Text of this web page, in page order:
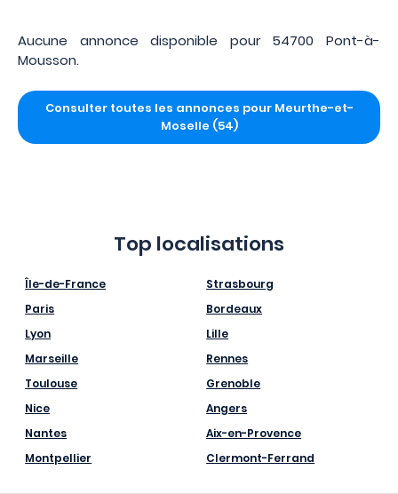
Aucune annonce disponible pour 54700 Pont-à-
Mousson.
Consulter toutes les annonces pour Meurthe-et-
Moselle (54)
Top localisations
Île-de-France
Paris
Lyon
Marseille
Toulouse
Nice
Nantes
Montpellier
Strasbourg
Bordeaux
Lille
Rennes
Grenoble
Angers
Aix-en-Provence
Clermont-Ferrand